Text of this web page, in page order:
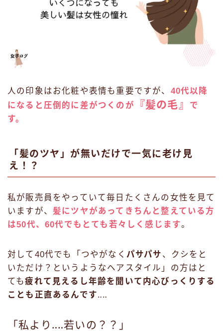
人の印象はお化粧や表情も重要ですが、 40代以降
になると圧倒的に差がつくのが
『髪の毛』
で
す。
「髪のツヤ」が無いだけで一気に老け見
え！？
私が販売員をやっていて毎日たくさんの女性を見て
いますが、 髪にツヤがあってきちんと整えている方
は50代、60代でもとても若々しく感じます。
対して40代でも「つやがなく パサパサ 、クシをと
いただけ？というようなヘアスタイル」の方はと
ても疲れて見えるし年齢を聞いて内心びっくりする
ことも正直あるんです‥‥
「私より‥‥若いの？？」